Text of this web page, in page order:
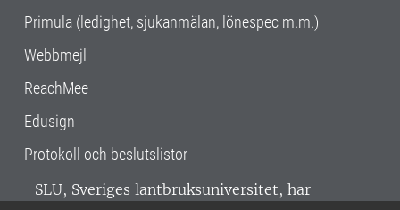
Primula (ledighet, sjukanmälan, lönespec m.m.)
Webbmejl
ReachMee
Edusign
Protokoll och beslutslistor
SLU, Sveriges lantbruksuniversitet, har